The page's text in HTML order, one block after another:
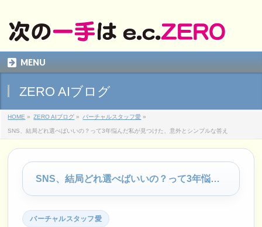
MENU
ZERO AIブログ
HOME » ZERO AIブログ » バーチャルスタッフ愛 »
SNS、結局どれ選べばいいの？って3年悩んだ私が見つけた、意外とシンプルな答え
SNS、結局どれ選べばいいの？って3年悩んだ私が見つけた、意外とシンプルな答え
バーチャルスタッフ愛